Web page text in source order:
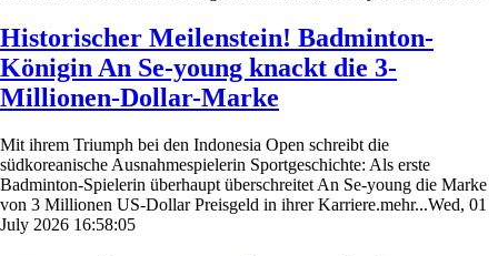
Historischer Meilenstein! Badminton-
Königin An Se-young knackt die 3-
Millionen-Dollar-Marke
Mit ihrem Triumph bei den Indonesia Open schreibt die
südkoreanische Ausnahmespielerin Sportgeschichte: Als erste
Badminton-Spielerin überhaupt überschreitet An Se-young die Marke
von 3 Millionen US-Dollar Preisgeld in ihrer Karriere.mehr...Wed, 01
July 2026 16:58:05